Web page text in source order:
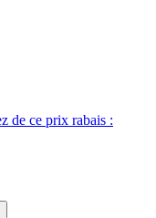
de ce prix rabais :